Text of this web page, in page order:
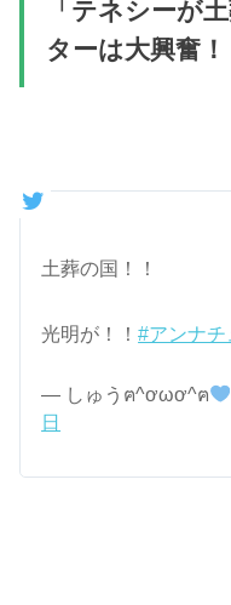
「テネシーが
ターは大興奮！
土葬の国！！
光明が！！#アンナチ
— しゅうฅ^ơωơ^ฅ
日